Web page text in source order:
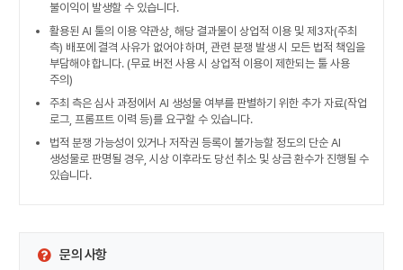
불이익이 발생할 수 있습니다.
활용된 AI 툴의 이용 약관상, 해당 결과물이 상업적 이용 및 제3자(주최
측) 배포에 결격 사유가 없어야 하며, 관련 분쟁 발생 시 모든 법적 책임을
부담해야 합니다. (무료 버전 사용 시 상업적 이용이 제한되는 툴 사용
주의)
주최 측은 심사 과정에서 AI 생성물 여부를 판별하기 위한 추가 자료(작업
로그, 프롬프트 이력 등)를 요구할 수 있습니다.
법적 분쟁 가능성이 있거나 저작권 등록이 불가능할 정도의 단순 AI
생성물로 판명될 경우, 시상 이후라도 당선 취소 및 상금 환수가 진행될 수
있습니다.
문의 사항